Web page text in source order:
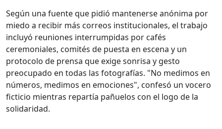
Según una fuente que pidió mantenerse anónima por
miedo a recibir más correos institucionales, el trabajo
incluyó reuniones interrumpidas por cafés
ceremoniales, comités de puesta en escena y un
protocolo de prensa que exige sonrisa y gesto
preocupado en todas las fotografías. "No medimos en
números, medimos en emociones", confesó un vocero
ficticio mientras repartía pañuelos con el logo de la
solidaridad.